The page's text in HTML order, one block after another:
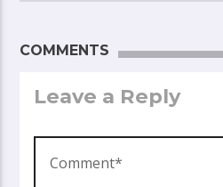
COMMENTS
Leave a Reply